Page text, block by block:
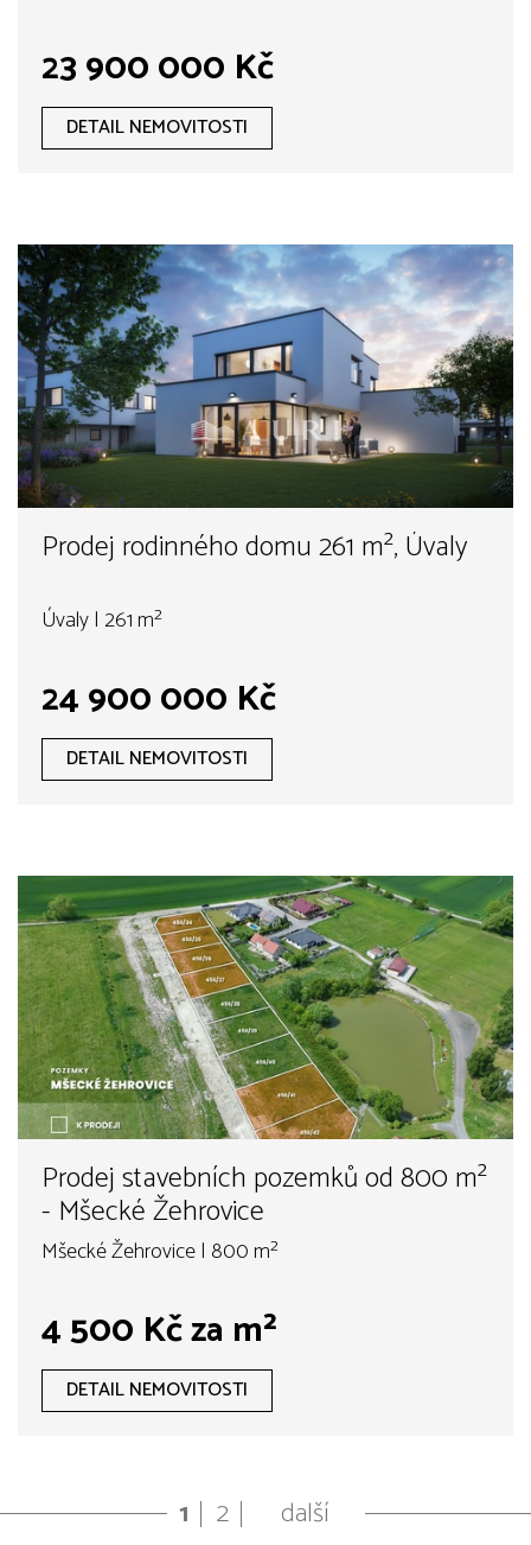
23 900 000 Kč
DETAIL NEMOVITOSTI
Prodej rodinného domu 261 m², Úvaly
Úvaly | 261 m²
24 900 000 Kč
DETAIL NEMOVITOSTI
Prodej stavebních pozemků od 800 m²
- Mšecké Žehrovice
Mšecké Žehrovice | 800 m²
4 500 Kč za m²
DETAIL NEMOVITOSTI
1 2 další